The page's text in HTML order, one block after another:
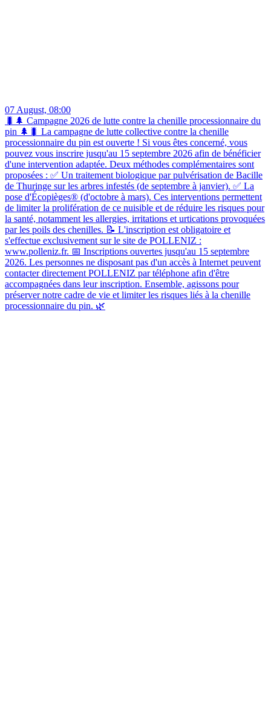
07 August, 08:00
🐛🌲 Campagne 2026 de lutte contre la chenille processionnaire du
pin 🌲🐛 La campagne de lutte collective contre la chenille
processionnaire du pin est ouverte ! Si vous êtes concerné, vous
pouvez vous inscrire jusqu'au 15 septembre 2026 afin de bénéficier
d'une intervention adaptée. Deux méthodes complémentaires sont
proposées : ✅ Un traitement biologique par pulvérisation de Bacille
de Thuringe sur les arbres infestés (de septembre à janvier). ✅ La
pose d'Écopièges® (d'octobre à mars). Ces interventions permettent
de limiter la prolifération de ce nuisible et de réduire les risques pour
la santé, notamment les allergies, irritations et urtications provoquées
par les poils des chenilles. 📝 L'inscription est obligatoire et
s'effectue exclusivement sur le site de POLLENIZ :
www.polleniz.fr. 📅 Inscriptions ouvertes jusqu'au 15 septembre
2026. Les personnes ne disposant pas d'un accès à Internet peuvent
contacter directement POLLENIZ par téléphone afin d'être
accompagnées dans leur inscription. Ensemble, agissons pour
préserver notre cadre de vie et limiter les risques liés à la chenille
processionnaire du pin. 🌿